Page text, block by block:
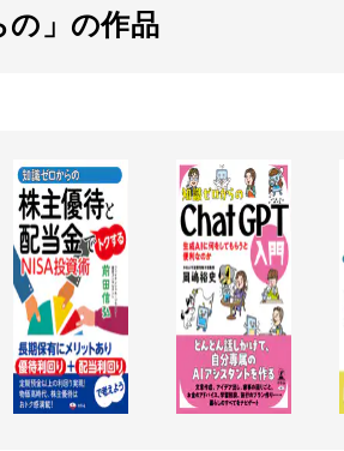
の」の作品